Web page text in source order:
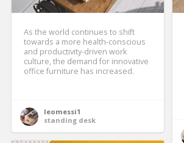
As the world continues to shift
towards a more health-conscious
and productivity-driven work
culture, the demand for innovative
office furniture has increased.
leomessi1
standing desk